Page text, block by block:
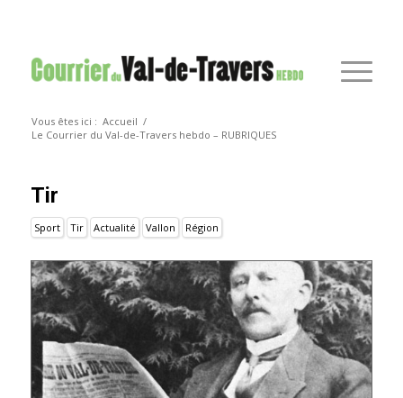
Vous êtes ici : Accueil /
Le Courrier du Val-de-Travers hebdo – RUBRIQUES
Tir
Sport Tir Actualité Vallon Région